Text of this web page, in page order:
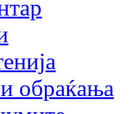
обраќања